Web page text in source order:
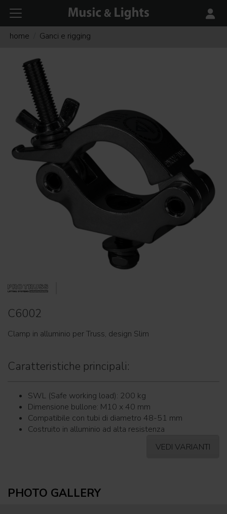
home Ganci e rigging
C6002
Clamp in alluminio per Truss, design Slim
Caratteristiche principali:
SWL (Safe working load): 200 kg
Dimensione bullone: M10 x 40 mm
Compatibile con tubi di diametro 48-51 mm
Costruito in alluminio ad alta resistenza
VEDI VARIANTI
PHOTO GALLERY